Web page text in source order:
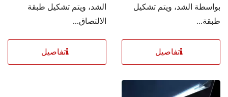
بواسطة الشد، ويتم تشكيل
طبقة...
تفاصيل
الشد، ويتم تشكيل طبقة
الالتصاق...
تفاصيل